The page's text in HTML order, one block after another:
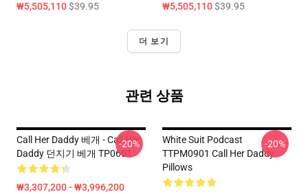
₩5,505,110$39.95 ₩5,505,110$39.95
더 보기
관련 상품
Call Her Daddy 베개 - Call Her
Daddy 던지기 베개 TP0601
₩3,307,200 - ₩3,996,200
-20%
White Suit Podcast
TTPM0901 Call Her Daddy
Pillows
-20%